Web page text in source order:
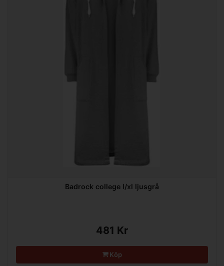
Badrock college l/xl ljusgrå
481 Kr
Köp